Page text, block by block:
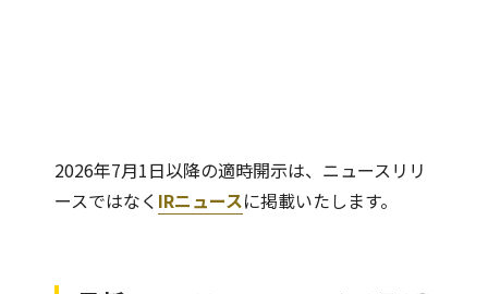
2026年7月1日以降の適時開示は、ニュースリリ
ースではなく IRニュースに掲載いたします。